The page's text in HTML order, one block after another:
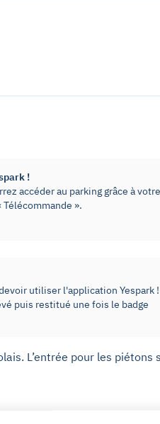
!
accéder au parking grâce à
».
utiliser l'application Yespark !
puis restitué une fois le badge
L’entrée pour les piétons